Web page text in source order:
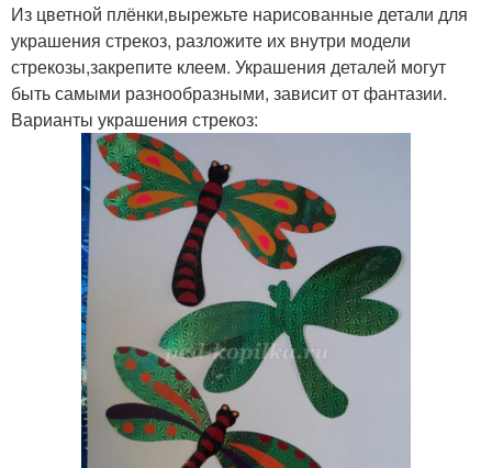
Из цветной плёнки,вырежьте нарисованные детали для
украшения стрекоз, разложите их внутри модели
стрекозы,закрепите клеем. Украшения деталей могут
быть самыми разнообразными, зависит от фантазии.
Варианты украшения стрекоз: